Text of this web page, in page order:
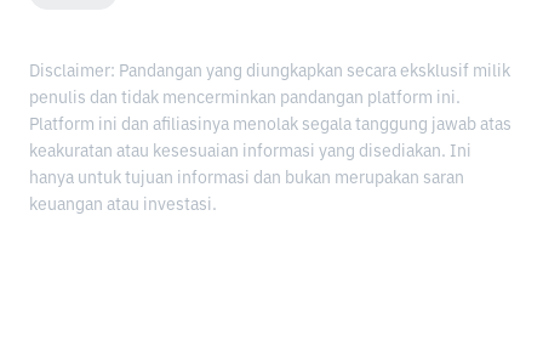
Disclaimer: Pandangan yang diungkapkan secara eksklusif milik
penulis dan tidak mencerminkan pandangan platform ini.
Platform ini dan afiliasinya menolak segala tanggung jawab atas
keakuratan atau kesesuaian informasi yang disediakan. Ini
hanya untuk tujuan informasi dan bukan merupakan saran
keuangan atau investasi.